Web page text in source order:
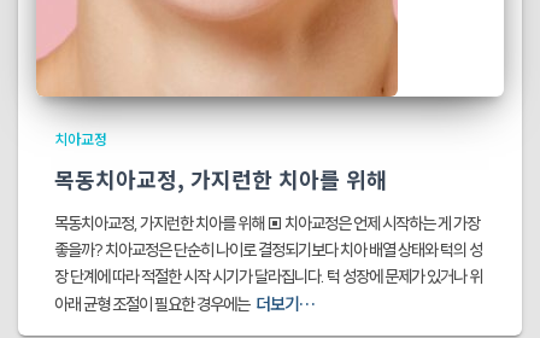
치아교정
목동치아교정, 가지런한 치아를 위해
목동치아교정, 가지런한 치아를 위해 ▣ 치아교정은 언제 시작하는 게 가장
좋을까? 치아교정은 단순히 나이로 결정되기보다 치아 배열 상태와 턱의 성
장 단계에 따라 적절한 시작 시기가 달라집니다. 턱 성장에 문제가 있거나 위
아래 균형 조절이 필요한 경우에는 더보기…